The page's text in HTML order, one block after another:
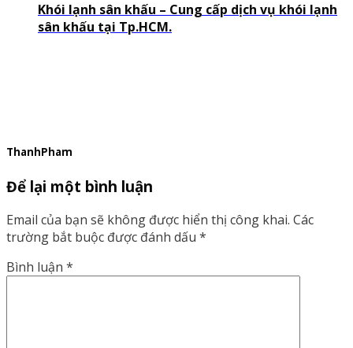
Khói lạnh sân khấu – Cung cấp dịch vụ khói lạnh
sân khấu tại Tp.HCM.
ThanhPham
Để lại một bình luận
Email của bạn sẽ không được hiển thị công khai. Các
trường bắt buộc được đánh dấu *
Bình luận *